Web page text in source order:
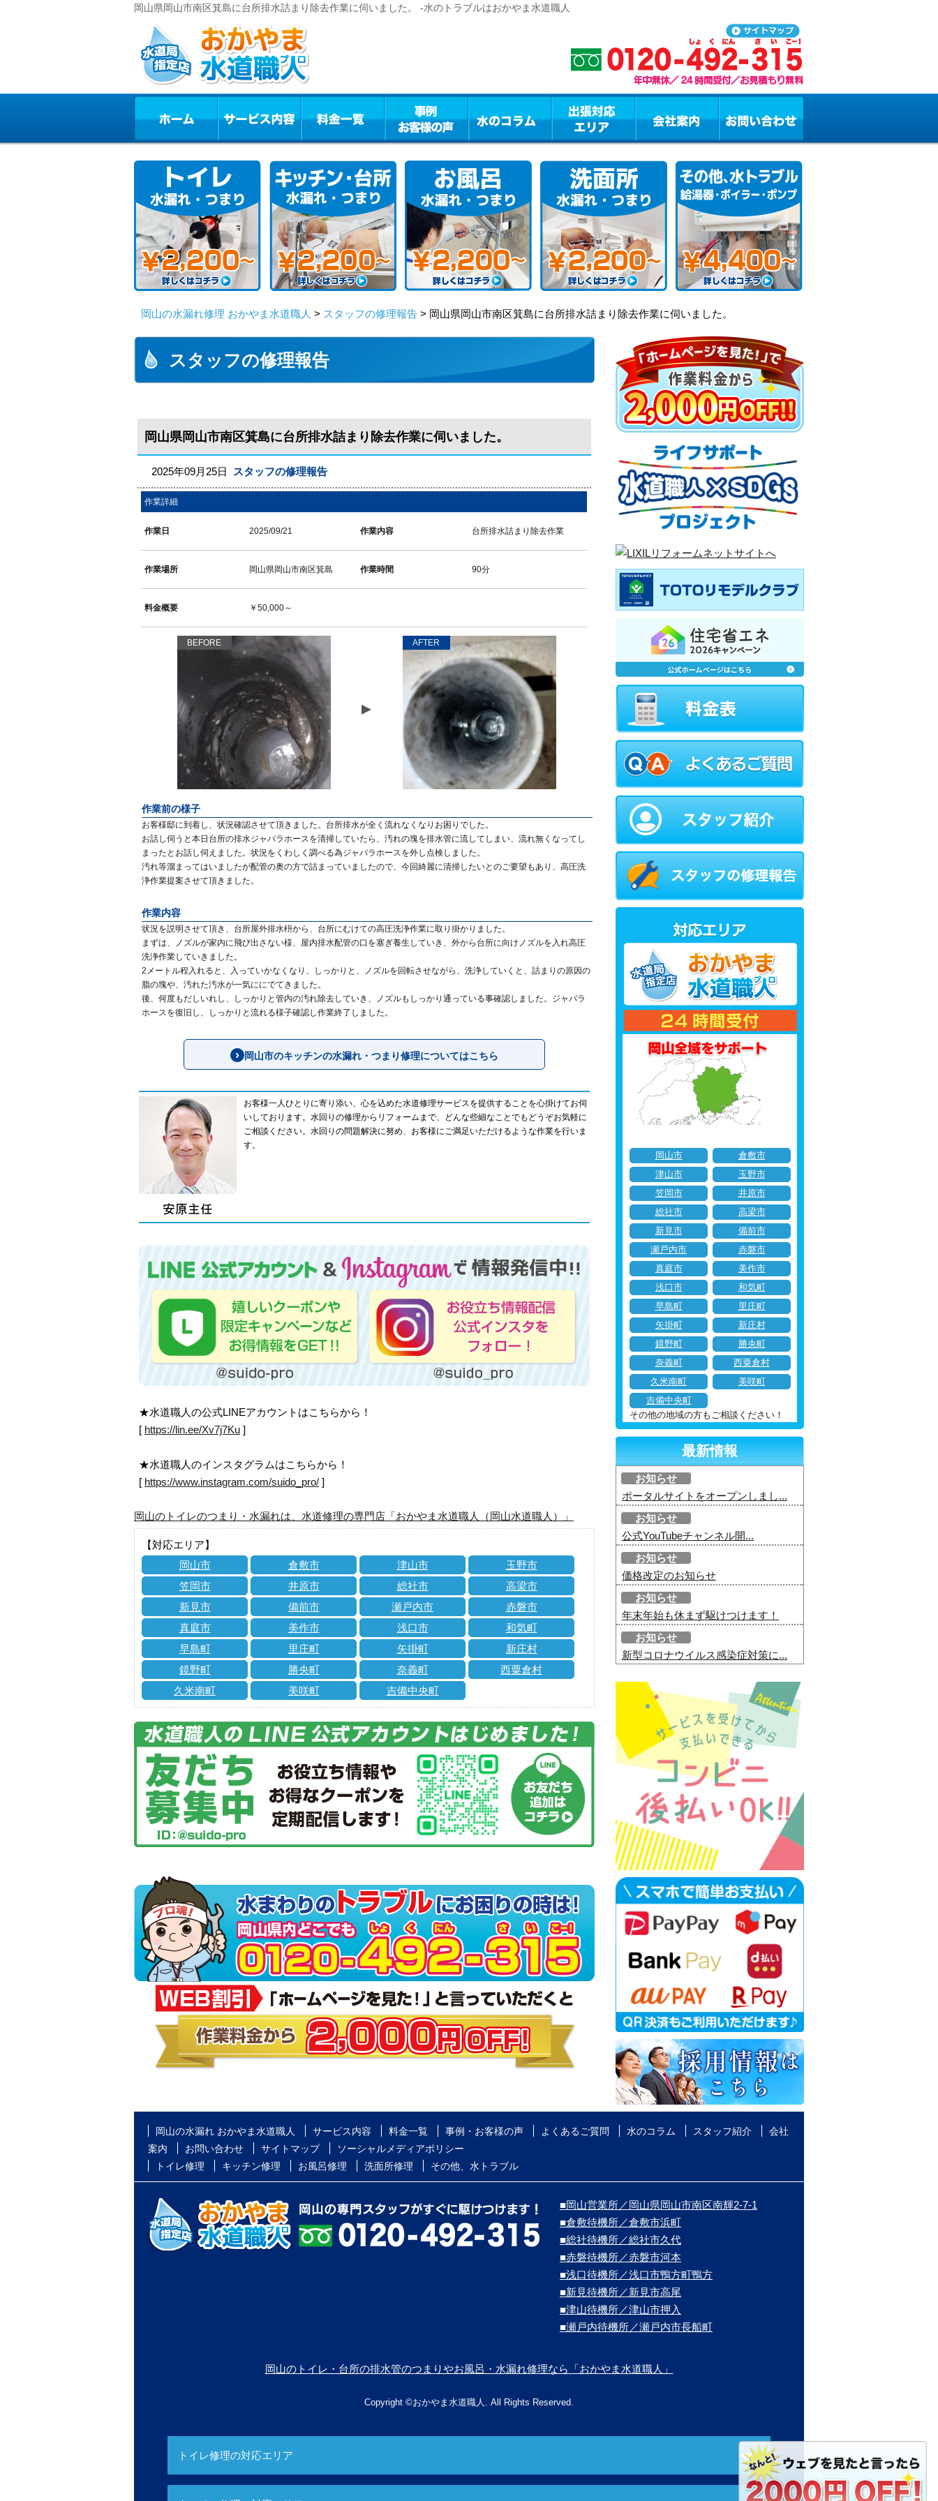
岡山県岡山市南区箕島に台所排水詰まり除去作業に伺いました。 -水のトラブルはおかやま水道職人
岡山の水漏れ修理 おかやま水道職人 > スタッフの修理報告 > 岡山県岡山市南区箕島に台所排水詰まり除去作業に伺いました。
スタッフの修理報告
岡山県岡山市南区箕島に台所排水詰まり除去作業に伺いました。
2025年09月25日 スタッフの修理報告
作業詳細
作業日 2025/09/21 作業内容 台所排水詰まり除去作業
作業場所 岡山県岡山市南区箕島 作業時間 90分
料金概要 ￥50,000～
BEFORE AFTER
作業前の様子
お客様邸に到着し、状況確認させて頂きました。台所排水が全く流れなくなりお困りでした。
お話し伺うと本日台所の排水ジャバラホースを清掃していたら、汚れの塊を排水管に流してしまい、流れ無くなってし
まったとお話し伺えました。状況をくわしく調べる為ジャバラホースを外し点検しました。
汚れ等溜まってはいましたが配管の奥の方で詰まっていましたので、今回綺麗に清掃したいとのご要望もあり、高圧洗
浄作業提案させて頂きました。
作業内容
状況を説明させて頂き、台所屋外排水枡から、台所にむけての高圧洗浄作業に取り掛かりました。
まずは、ノズルが家内に飛び出さない様、屋内排水配管の口を塞ぎ養生していき、外から台所に向けノズルを入れ高圧
洗浄作業していきました。
2メートル程入れると、入っていかなくなり、しっかりと、ノズルを回転させながら、洗浄していくと、詰まりの原因の
脂の塊や、汚れた汚水が一気ににでてきました。
後、何度もだしいれし、しっかりと管内の汚れ除去していき、ノズルもしっかり通っている事確認しました。ジャバラ
ホースを復旧し、しっかりと流れる様子確認し作業終了しました。
岡山市のキッチンの水漏れ・つまり修理についてはこちら
お客様一人ひとりに寄り添い、心を込めた水道修理サービスを提供することを心掛けてお伺
いしております。水回りの修理からリフォームまで、どんな些細なことでもどうぞお気軽に
ご相談ください。水回りの問題解決に努め、お客様にご満足いただけるような作業を行いま
す。
★水道職人の公式LINEアカウントはこちらから！
[ https://lin.ee/Xv7j7Ku ]
★水道職人のインスタグラムはこちらから！
[ https://www.instagram.com/suido_pro/ ]
岡山のトイレのつまり・水漏れは、水道修理の専門店「おかやま水道職人（岡山水道職人）」
【対応エリア】
岡山市
倉敷市 津山市
玉野市
笠岡市
井原市 総社市
高梁市
新見市
備前市 瀬戸内市
赤磐市
真庭市
美作市 浅口市
和気町
早島町
里庄町 矢掛町
新庄村
鏡野町
勝央町 奈義町
西粟倉村
久米南町
美咲町 吉備中央町
岡山市
倉敷市
津山市
玉野市
笠岡市
井原市
総社市
高梁市
新見市
備前市
瀬戸内市
赤磐市
真庭市
美作市
浅口市
和気町
早島町
里庄町
矢掛町
新庄村
鏡野町
勝央町
奈義町
西粟倉村
久米南町
美咲町
吉備中央町
その他の地域の方もご相談ください！
最新情報
お知らせ
ポータルサイトをオープンしまし...
お知らせ
公式YouTubeチャンネル開...
お知らせ
価格改定のお知らせ
お知らせ
年末年始も休まず駆けつけます！
お知らせ
新型コロナウイルス感染症対策に...
岡山の水漏れ おかやま水道職人 サービス内容 料金一覧 事例・お客様の声 よくあるご質問 水のコラム スタッフ紹介
会社
案内
お問い合わせ サイトマップ
ソーシャルメディアポリシー
トイレ修理
キッチン修理 お風呂修理 洗面所修理 その他、水トラブル
■岡山営業所／岡山県岡山市南区南輝2-7-1
■倉敷待機所／倉敷市浜町
■総社待機所／総社市久代
■赤磐待機所／赤磐市河本
■浅口待機所／浅口市鴨方町鴨方
■新見待機所／新見市高尾
■津山待機所／津山市押入
■瀬戸内待機所／瀬戸内市長船町
岡山のトイレ・台所の排水管のつまりやお風呂・水漏れ修理なら「おかやま水道職人」
Copyright ©おかやま水道職人. All Rights Reserved.
トイレ修理の対応エリア